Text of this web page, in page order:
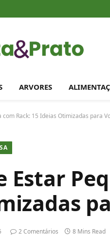
ARVORES
Rack: 15 Ideias Otimizadas para
Estar
2 Comentários 8 Mins Read